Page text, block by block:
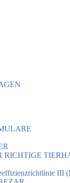
RICHTIGE
III